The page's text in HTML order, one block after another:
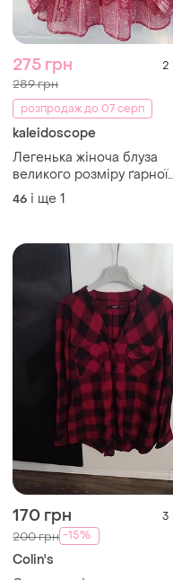
275 грн 2
289 грн
розпродаж до 07 серп
kaleidoscope
Легенька жіноча блуза
великого розміру ґарної
якості батал
46 і ще 1
170 грн 3
200 грн -15%
Colin's